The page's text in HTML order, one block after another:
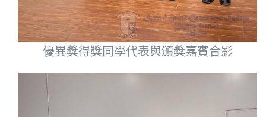
優異獎得獎同學代表與頒獎嘉賓合影